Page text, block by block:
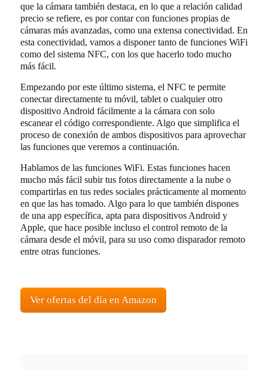
que la cámara también destaca, en lo que a relación calidad
precio se refiere, es por contar con funciones propias de
cámaras más avanzadas, como una extensa conectividad. En
esta conectividad, vamos a disponer tanto de funciones WiFi
como del sistema NFC, con los que hacerlo todo mucho
más fácil.
Empezando por este último sistema, el NFC te permite
conectar directamente tu móvil, tablet o cualquier otro
dispositivo Android fácilmente a la cámara con solo
escanear el código correspondiente. Algo que simplifica el
proceso de conexión de ambos dispositivos para aprovechar
las funciones que veremos a continuación.
Hablamos de las funciones WiFi. Estas funciones hacen
mucho más fácil subir tus fotos directamente a la nube o
compartirlas en tus redes sociales prácticamente al momento
en que las has tomado. Algo para lo que también dispones
de una app específica, apta para dispositivos Android y
Apple, que hace posible incluso el control remoto de la
cámara desde el móvil, para su uso como disparador remoto
entre otras funciones.
Ver ofertas del día en Amazon